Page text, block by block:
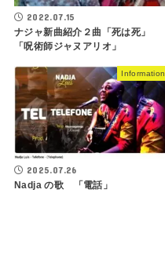
2022.07.15
ナジャ新曲紹介２曲「死は死」
「呪術師ジャヌアリオ」
Information
2025.07.26
Nadja の歌 「電話」